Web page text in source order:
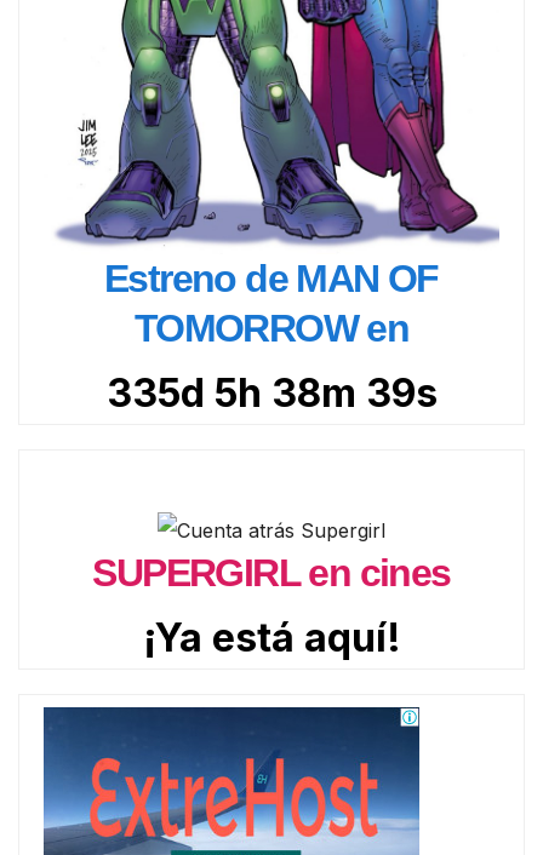
Estreno de MAN OF
TOMORROW en
335d 5h 38m 38s
SUPERGIRL en cines
¡Ya está aquí!